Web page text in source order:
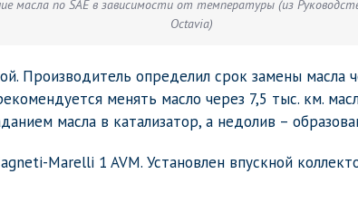
масла по SAE в зависимости от температуры (из
Octavia)
Производитель определил срок замены масла
менять масло через 7,5 тыс. км.
масла в катализатор, а недолив –
Marelli 1 AVM. Установлен впускной